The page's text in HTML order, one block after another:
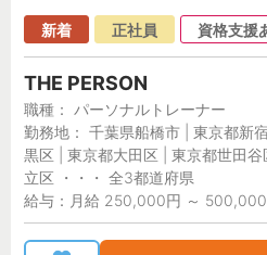
新着 正社員 資格支援
THE PERSON
職種： パーソナルトレーナー
勤務地： 千葉県船橋市 | 東京都新
黒区 | 東京都大田区 | 東京都世田
立区 ・・・ 全3都道府県
給与：月給 250,000円 ～